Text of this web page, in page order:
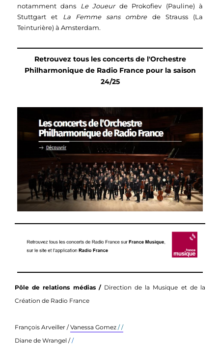
notamment dans Le Joueur de Prokofiev (Pauline) à
Stuttgart et La Femme sans ombrede Strauss (La
Teinturière) à Amsterdam.
Retrouvez tous les concerts de l'Orchestre
Philharmonique de Radio France pour la saison
24/25
Pôle de relations médias / Direction de la Musique et de la
Création de Radio France
François Arveiller /Vanessa Gomez / /
Diane de Wrangel //